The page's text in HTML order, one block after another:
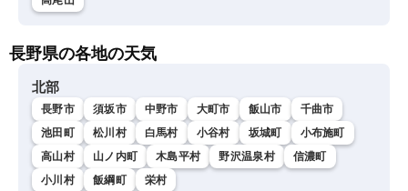
長野県の各地の天気
北部
長野市 須坂市 中野市 大町市 飯山市
千曲市
池田町
松川村 白馬村 小谷村 坂城町
小布施町
高山村
山ノ内町 木島平村 野沢温泉村
信濃町
小川村
飯綱町 栄村